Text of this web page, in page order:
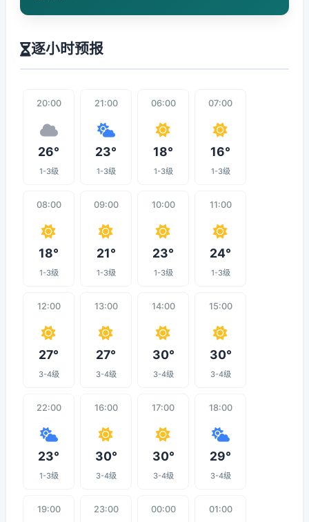
逐小时预报
20:00
26°
1-3级
21:00
23°
1-3级
06:00
18°
1-3级
07:00
16°
1-3级
08:00
18°
1-3级
09:00
21°
1-3级
10:00
23°
1-3级
11:00
24°
1-3级
12:00
27°
3-4级
13:00
27°
3-4级
14:00
30°
3-4级
15:00
30°
3-4级
22:00
23°
1-3级
16:00
30°
3-4级
17:00
30°
3-4级
18:00
29°
3-4级
19:00 23:00 00:00 01:00